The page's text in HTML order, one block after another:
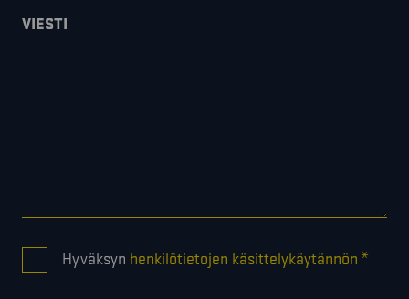
VIESTI
Hyväksyn henkilötietojen käsittelykäytännön *